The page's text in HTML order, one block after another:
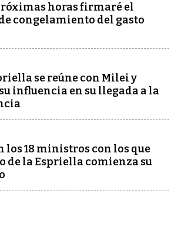
horas firmaré el
congelamiento del gasto
se reúne con Milei y
influencia en su llegada a la
los 18 ministros con los que
de la Espriella comienza su